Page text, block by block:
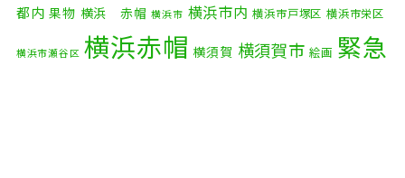
2025年8月(2)
2025年7月(6)
都内 果物 横浜 赤帽 横浜市 横浜市内 横浜市戸塚区 横浜市栄区
横浜市瀬谷区 横浜赤帽 横須賀 横須賀市 絵画 緊急